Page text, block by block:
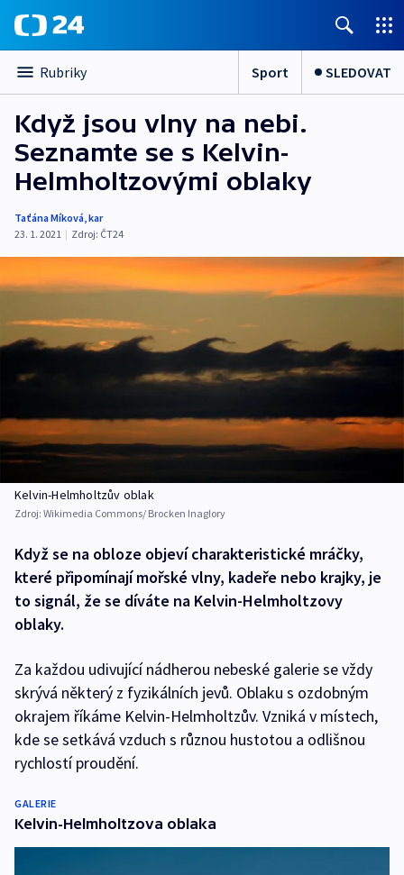
Rubriky Sport SLEDOVAT
Když jsou vlny na nebi.
Seznamte se s Kelvin-
Helmholtzovými oblaky
Taťána Míková,kar
23. 1. 2021 | Zdroj: ČT24
Kelvin-Helmholtzův oblak
Zdroj: Wikimedia Commons/ Brocken Inaglory
Když se na obloze objeví charakteristické mráčky,
které připomínají mořské vlny, kadeře nebo krajky, je
to signál, že se díváte na Kelvin-Helmholtzovy
oblaky.
Za každou udivující nádherou nebeské galerie se vždy
skrývá některý z fyzikálních jevů. Oblaku s ozdobným
okrajem říkáme Kelvin-Helmholtzův. Vzniká v místech,
kde se setkává vzduch s různou hustotou a odlišnou
rychlostí proudění.
GALERIE
Kelvin-Helmholtzova oblaka